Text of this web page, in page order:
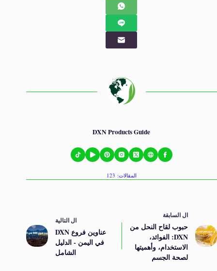
DXN Products Guide
المقالات: 123
الالسابقة
حبوب لقاح النحل من
DXN: الفوائد،
الاستخدام، وأهميتها
لصحة الجسم
الالتالية
عناوين فروع DXN
في اليمن - الدليل
الشامل